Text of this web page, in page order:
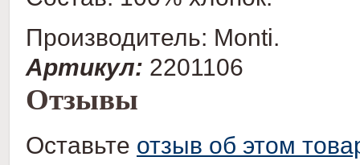
Производитель: Monti.
Артикул: 2201106
Отзывы
Оставьте отзыв об этом